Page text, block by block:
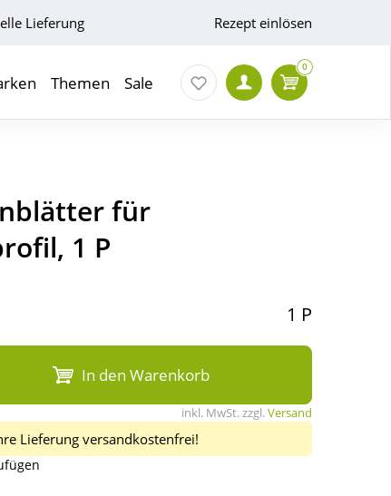
Lieferung Rezept einlösen
Themen Sale
0
für
1 P
1 P
In den Warenkorb
inkl. MwSt. zzgl.Versand
Lieferung versandkostenfrei!